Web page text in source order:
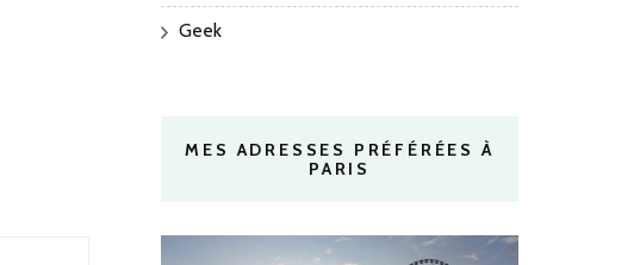
Geek
MES ADRESSES PRÉFÉRÉES À
PARIS